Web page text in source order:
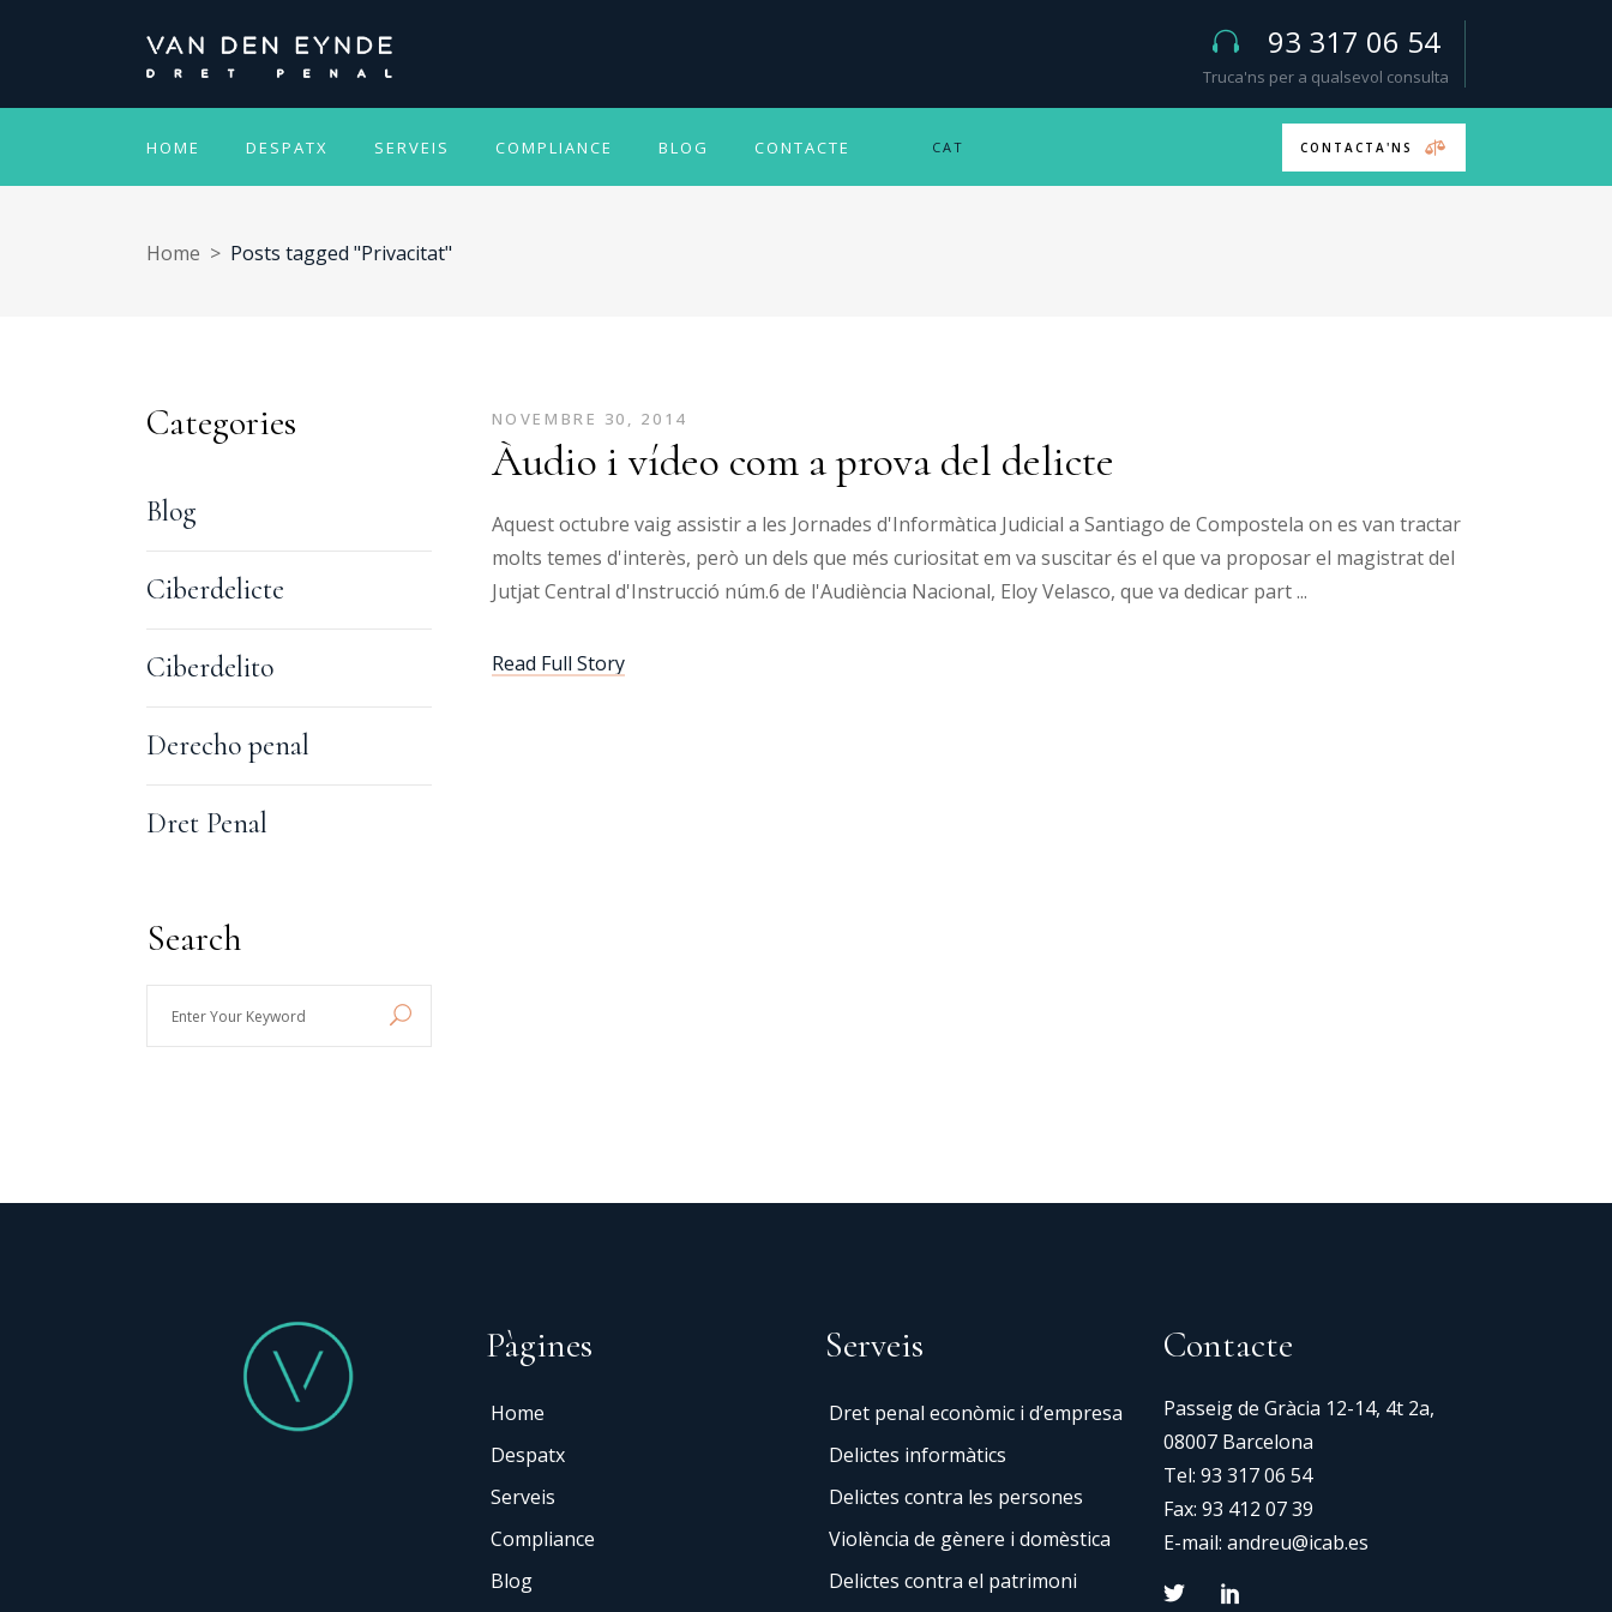
93 317 06 54
Truca'ns per a qualsevol consulta
HOME DESPATX SERVEIS COMPLIANCE BLOG CONTACTE CAT CONTACTA'NS
Home > Posts tagged "Privacitat"
NOVEMBRE 30, 2014
Àudio i vídeo com a prova del delicte
Aquest octubre vaig assistir a les Jornades d'Informàtica Judicial a Santiago de Compostela on es van tractar
molts temes d'interès, però un dels que més curiositat em va suscitar és el que va proposar el magistrat del
Jutjat Central d'Instrucció núm.6 de l'Audiència Nacional, Eloy Velasco, que va dedicar part
Read Full Story
Categories
Blog
Ciberdelicte
Ciberdelito
Derecho penal
Dret Penal
Search
Pàgines
Home
Despatx
Serveis
Compliance
Blog
Serveis
Dret penal econòmic i d’empresa
Delictes informàtics
Delictes contra les persones
Violència de gènere i domèstica
Delictes contra el patrimoni
Contacte
Passeig de Gràcia 12-14, 4t 2a,
08007 Barcelona
Tel: 93 317 06 54
Fax: 93 412 07 39
E-mail: andreu@icab.es